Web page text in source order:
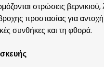
στρώσεις βερνικιού,
προστασίας για αντοχή
συνθήκες και τη φθορά.